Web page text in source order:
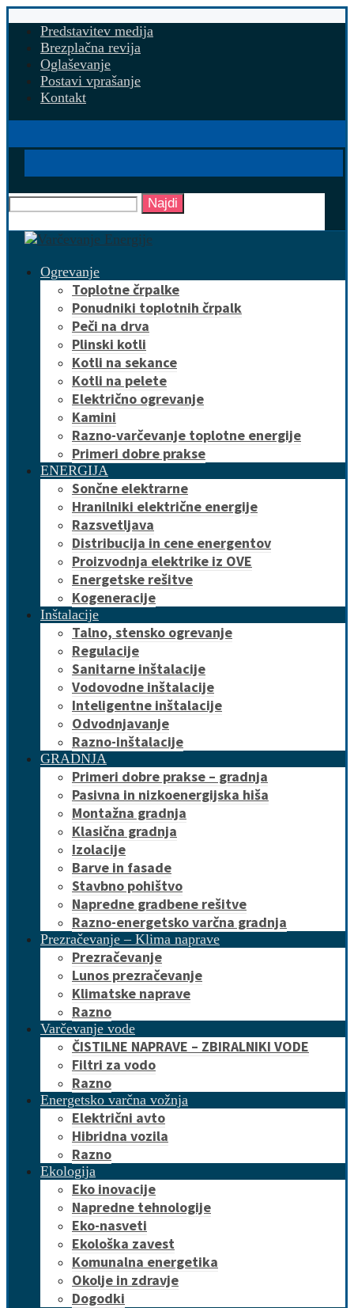
Predstavitev medija
Brezplačna revija
Oglaševanje
Postavi vprašanje
Kontakt
Najdi
Ogrevanje
Toplotne črpalke
Ponudniki toplotnih črpalk
Peči na drva
Plinski kotli
Kotli na sekance
Kotli na pelete
Električno ogrevanje
Kamini
Razno-varčevanje toplotne energije
Primeri dobre prakse
ENERGIJA
Sončne elektrarne
Hranilniki električne energije
Razsvetljava
Distribucija in cene energentov
Proizvodnja elektrike iz OVE
Energetske rešitve
Kogeneracije
Inštalacije
Talno, stensko ogrevanje
Regulacije
Sanitarne inštalacije
Vodovodne inštalacije
Inteligentne inštalacije
Odvodnjavanje
Razno-inštalacije
GRADNJA
Primeri dobre prakse – gradnja
Pasivna in nizkoenergijska hiša
Montažna gradnja
Klasična gradnja
Izolacije
Barve in fasade
Stavbno pohištvo
Napredne gradbene rešitve
Razno-energetsko varčna gradnja
Prezračevanje – Klima naprave
Prezračevanje
Lunos prezračevanje
Klimatske naprave
Razno
Varčevanje vode
ČISTILNE NAPRAVE – ZBIRALNIKI VODE
Filtri za vodo
Razno
Energetsko varčna vožnja
Električni avto
Hibridna vozila
Razno
Ekologija
Eko inovacije
Napredne tehnologije
Eko-nasveti
Ekološka zavest
Komunalna energetika
Okolje in zdravje
Dogodki